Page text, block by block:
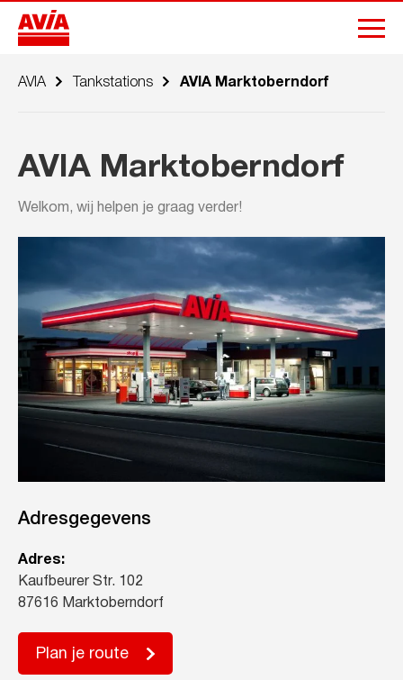
AVIA Tankstations AVIA Marktoberndorf
AVIA Marktoberndorf
Welkom, wij helpen je graag verder!
Adresgegevens
Adres:
Kaufbeurer Str. 102
87616 Marktoberndorf
Plan je route